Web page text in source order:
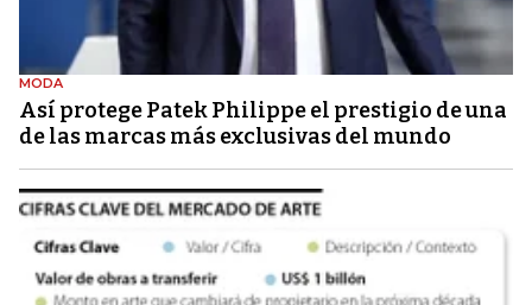
MODA
Así protege Patek Philippe el prestigio de una
de las marcas más exclusivas del mundo